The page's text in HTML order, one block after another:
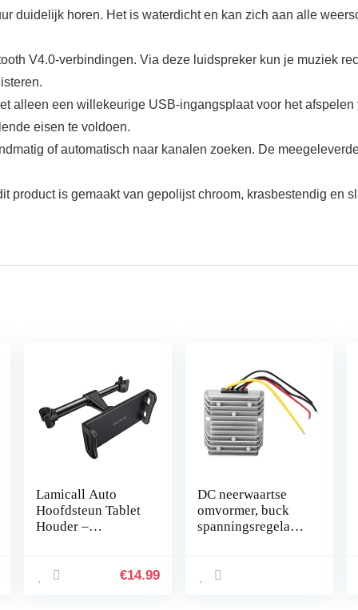
duidelijk horen. Het is waterdicht en kan zich aan alle
V4.0-verbindingen. Via deze luidspreker kun je muziek
alleen een willekeurige USB-ingangsplaat voor het
eisen te voldoen.
of automatisch naar kanalen zoeken. De
is gemaakt van gepolijst chroom, krasbestendig en
Lamicall Auto
Hoofdsteun Tablet
Houder –
Stoel Standaard€14.99
DC neerwaartse
omvormer, buck
spanningsregelaar
spanningsreductor